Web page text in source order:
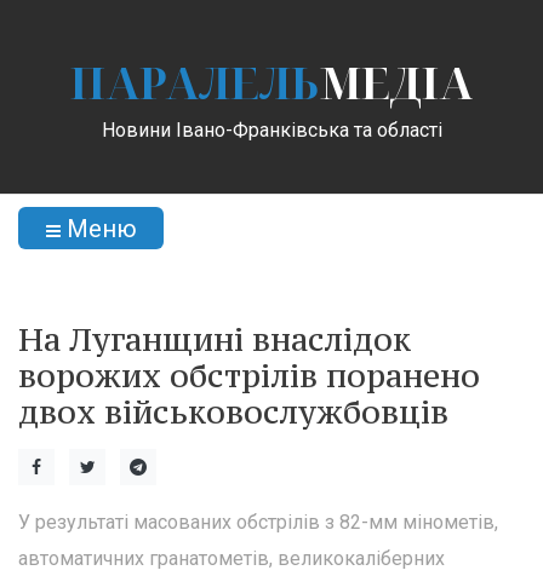
ПАРАЛЕЛЬМЕДІА
Новини Івано-Франківська та області
Меню
На Луганщині внаслідок
ворожих обстрілів поранено
двох військовослужбовців
У результаті масованих обстрілів з 82-мм мінометів,
автоматичних гранатометів, великокаліберних